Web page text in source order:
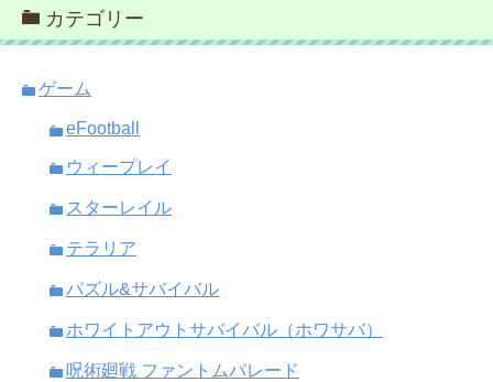
カテゴリー
ゲーム
eFootball
ウィープレイ
スターレイル
テラリア
パズル&サバイバル
ホワイトアウトサバイバル（ホワサバ）
呪術廻戦 ファントムパレード